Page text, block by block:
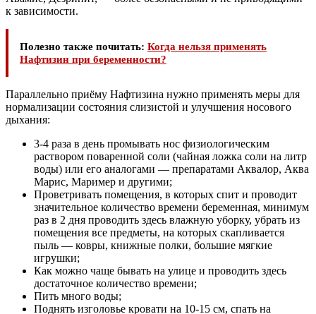
к зависимости.
Полезно также почитать: Когда нельзя применять
Нафтизин при беременности?
Параллельно приёму Нафтизина нужно применять меры для
нормализации состояния слизистой и улучшения носового
дыхания:
3-4 раза в день промывать нос физиологическим
раствором поваренной соли (чайная ложка соли на литр
воды) или его аналогами — препаратами Аквалор, Аква
Марис, Маример и другими;
Проветривать помещения, в которых спит и проводит
значительное количество времени беременная, минимум
раз в 2 дня проводить здесь влажную уборку, убрать из
помещения все предметы, на которых скапливается
пыль — ковры, книжные полки, большие мягкие
игрушки;
Как можно чаще бывать на улице и проводить здесь
достаточное количество времени;
Пить много воды;
Поднять изголовье кровати на 10-15 см, спать на